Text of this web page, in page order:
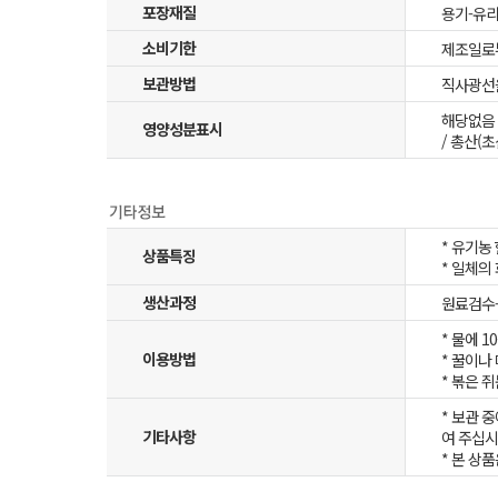
포장재질
용기-유
소비기한
제조일
보관방법
직사광
영양성분표시
해당없음
/ 총산(
상품특징
* 유기농
* 일체의
생산과정
원료검
이용방법
* 물에
* 꿀이나
* 볶은
기타사항
* 보관
여 주십
* 본 상